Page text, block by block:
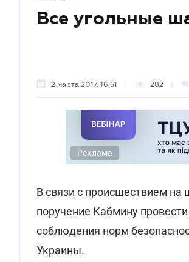
Все угольные
2 марта 2017, 16:51 282
Реклама
В связи с происшествием на
поручение Кабмину
соблюдения норм
Украины.